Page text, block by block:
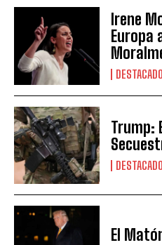
Irene
Europa
Trump:
El